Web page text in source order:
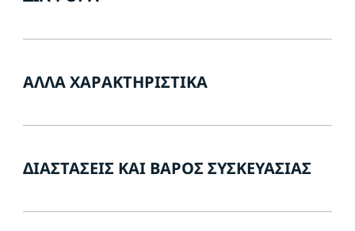
ΆΛΛΑ ΧΑΡΑΚΤΗΡΙΣΤΙΚΆ
ΔΙΑΣΤΆΣΕΙΣ ΚΑΙ ΒΆΡΟΣ ΣΥΣΚΕΥΑΣΊΑΣ